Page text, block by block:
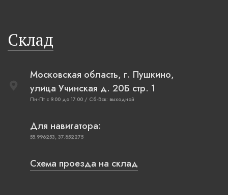
Склад
Московская область, г. Пушкино,
улица Учинская д. 20Б стр. 1
Пн-Пт с 9.00 до 17.00 / Сб-Вск: выходной
Для навигатора:
55.996253, 37.852275
Схема проезда на склад